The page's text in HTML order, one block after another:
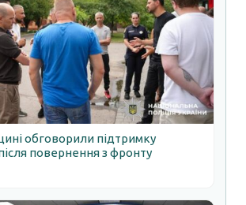
обговорили підтримку
повернення з фронту